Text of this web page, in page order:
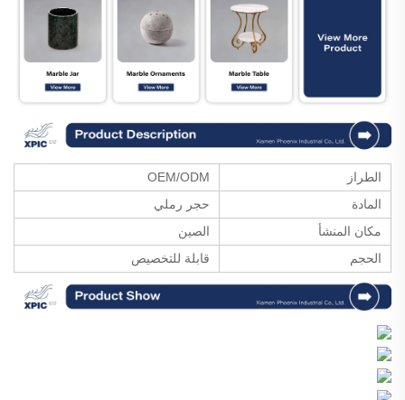
الطراز
OEM/ODM
المادة
حجر رملي
مكان المنشأ
الصين
الحجم
قابلة للتخصيص